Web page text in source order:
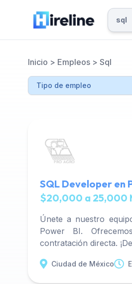
Inicio > Empleos > Sql
SQL Developer en
$20,000 a 25,000
Únete a nuestro
Power BI.
contratación directa.
Ciudad de México